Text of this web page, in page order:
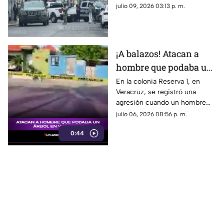
suma a la lista de hechos
julio 09, 2026 03:13 p. m.
0:44
¡A balazos! Atacan a
hombre que podaba un
árbol en Veracruz; esto
se sabe
En la colonia Reserva 1, en
Veracruz, se registró una
agresión cuando un hombre
podaba un árbol. Aquí te
julio 06, 2026 08:56 p. m.